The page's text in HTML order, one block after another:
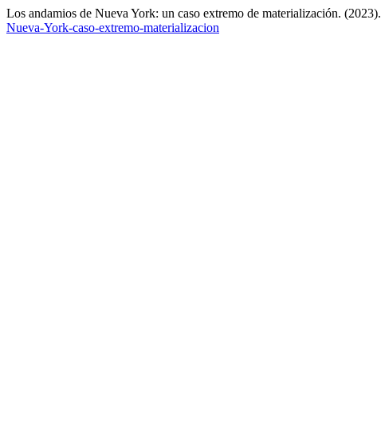
Los andamios de Nueva York: un caso extremo de materialización. (2023).
Nueva-York-caso-extremo-materializacion